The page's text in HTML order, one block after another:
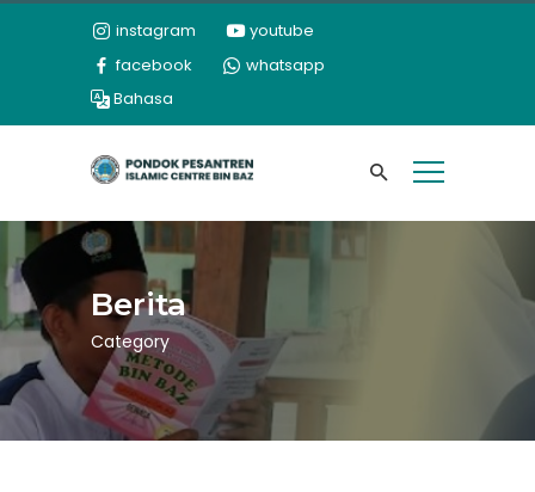
instagram
youtube
facebook
whatsapp
Bahasa
Berita
Category